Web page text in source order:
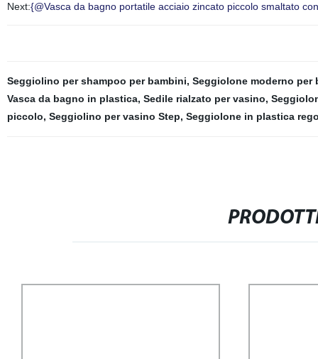
Next:{@Vasca da bagno portatile acciaio zincato piccolo smaltato
Seggiolino per shampoo per bambini, Seggiolone moderno per
Vasca da bagno in plastica, Sedile rialzato per vasino,
piccolo, Seggiolino per vasino Step, Seggiolone in plastica